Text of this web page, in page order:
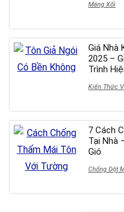
Máng Xối
Giá Nhà
2025 –
Trình
Kiến Thức
7 Cách
Tại Nhà
Gió
Chống Dột